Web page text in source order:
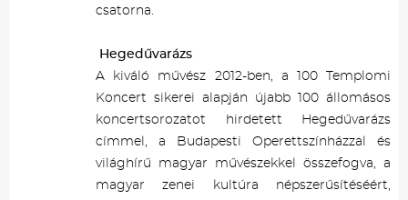
csatorna.
Hegedűvarázs
A kiváló művész 2012-ben, a 100 Templomi
Koncert sikerei alapján újabb 100 állomásos
koncertsorozatot hirdetett Hegedűvarázs
címmel, a Budapesti Operettszínházzal és
világhírű magyar művészekkel összefogva, a
magyar zenei kultúra népszerűsítéséért,